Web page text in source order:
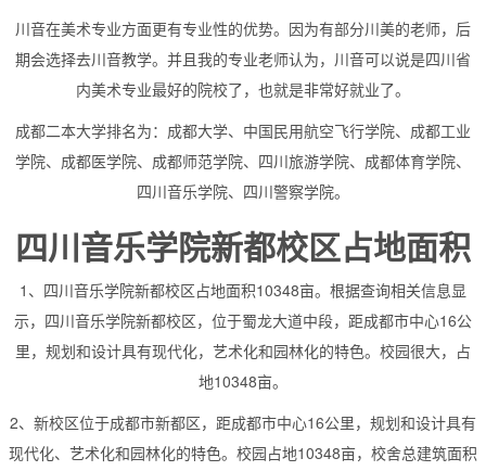
川音在美术专业方面更有专业性的优势。因为有部分川美的老师，后
期会选择去川音教学。并且我的专业老师认为，川音可以说是四川省
内美术专业最好的院校了，也就是非常好就业了。
成都二本大学排名为：成都大学、中国民用航空飞行学院、成都工业
学院、成都医学院、成都师范学院、四川旅游学院、成都体育学院、
四川音乐学院、四川警察学院。
四川音乐学院新都校区占地面积
1、四川音乐学院新都校区占地面积10348亩。根据查询相关信息显
示，四川音乐学院新都校区，位于蜀龙大道中段，距成都市中心16公
里，规划和设计具有现代化，艺术化和园林化的特色。校园很大，占
地10348亩。
2、新校区位于成都市新都区，距成都市中心16公里，规划和设计具有
现代化、艺术化和园林化的特色。校园占地10348亩，校舍总建筑面积